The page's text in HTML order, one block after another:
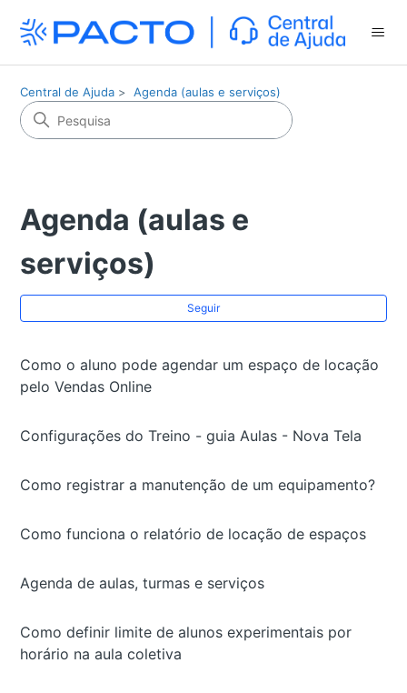
Central de Ajuda Agenda (aulas e serviços)
Agenda (aulas e
serviços)
Seguir
Como o aluno pode agendar um espaço de locação
pelo Vendas Online
Configurações do Treino - guia Aulas - Nova Tela
Como registrar a manutenção de um equipamento?
Como funciona o relatório de locação de espaços
Agenda de aulas, turmas e serviços
Como definir limite de alunos experimentais por
horário na aula coletiva